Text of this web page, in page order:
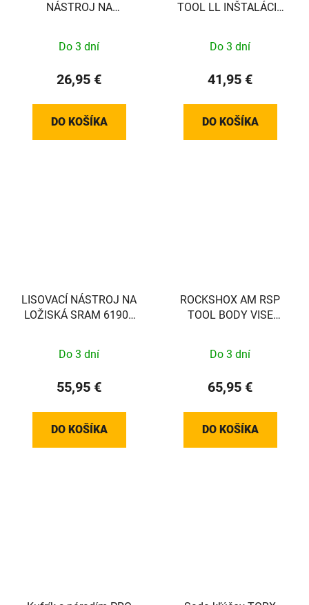
NÁSTROJ NA
Do 3 dní
26,95 €
DO KOŠÍKA
TOOL LL INŠTALÁCIA
Do 3 dní
41,95 €
DO KOŠÍKA
LISOVACÍ NÁSTROJ NA
LOŽISKÁ SRAM 61903
Do 3 dní
55,95 €
DO KOŠÍKA
ROCKSHOX AM RSP
TOOL BODY VISE
Do 3 dní
65,95 €
DO KOŠÍKA